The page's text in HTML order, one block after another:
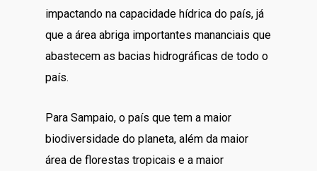
impactando na capacidade hídrica do país, já
que a área abriga importantes mananciais que
abastecem as bacias hidrográficas de todo o
país.
Para Sampaio, o país que tem a maior
biodiversidade do planeta, além da maior
área de florestas tropicais e a maior